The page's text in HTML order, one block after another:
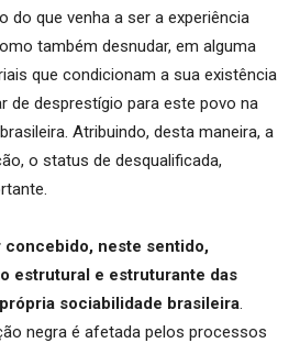
do que venha a ser a experiência
também desnudar, em alguma
que condicionam a sua existência
de desprestígio para este povo na
Atribuindo, desta maneira, a
o status de desqualificada,
concebido, neste sentido,
estrutural e estruturante das
sociabilidade brasileira.
negra é afetada pelos processos